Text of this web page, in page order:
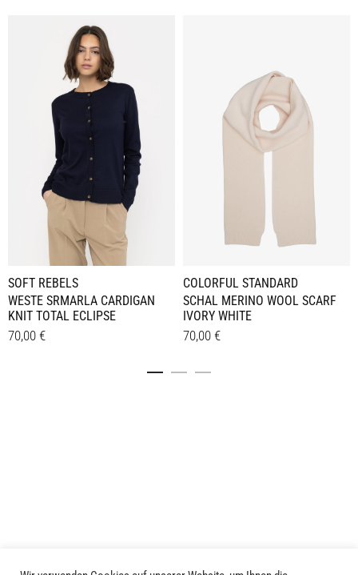
SOFT REBELS
WESTE SRMARLA CARDIGAN
KNIT TOTAL ECLIPSE
70,00 €
Produktseite
COLORFUL STANDARD
SCHAL MERINO WOOL SCARF
IVORY WHITE
70,00 €